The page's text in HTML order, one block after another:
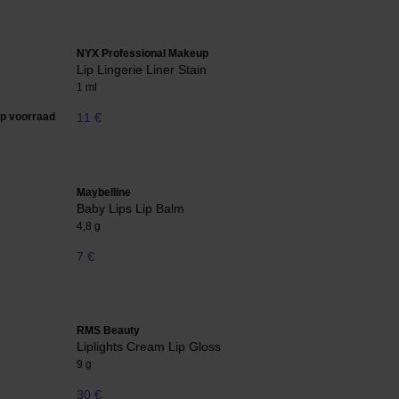
voorraad
NYX Professional Makeup
Lip Lingerie Liner Stain
1 ml
11 €
Maybelline
Baby Lips Lip Balm
4,8 g
7 €
RMS Beauty
Liplights Cream Lip Gloss
9 g
30 €